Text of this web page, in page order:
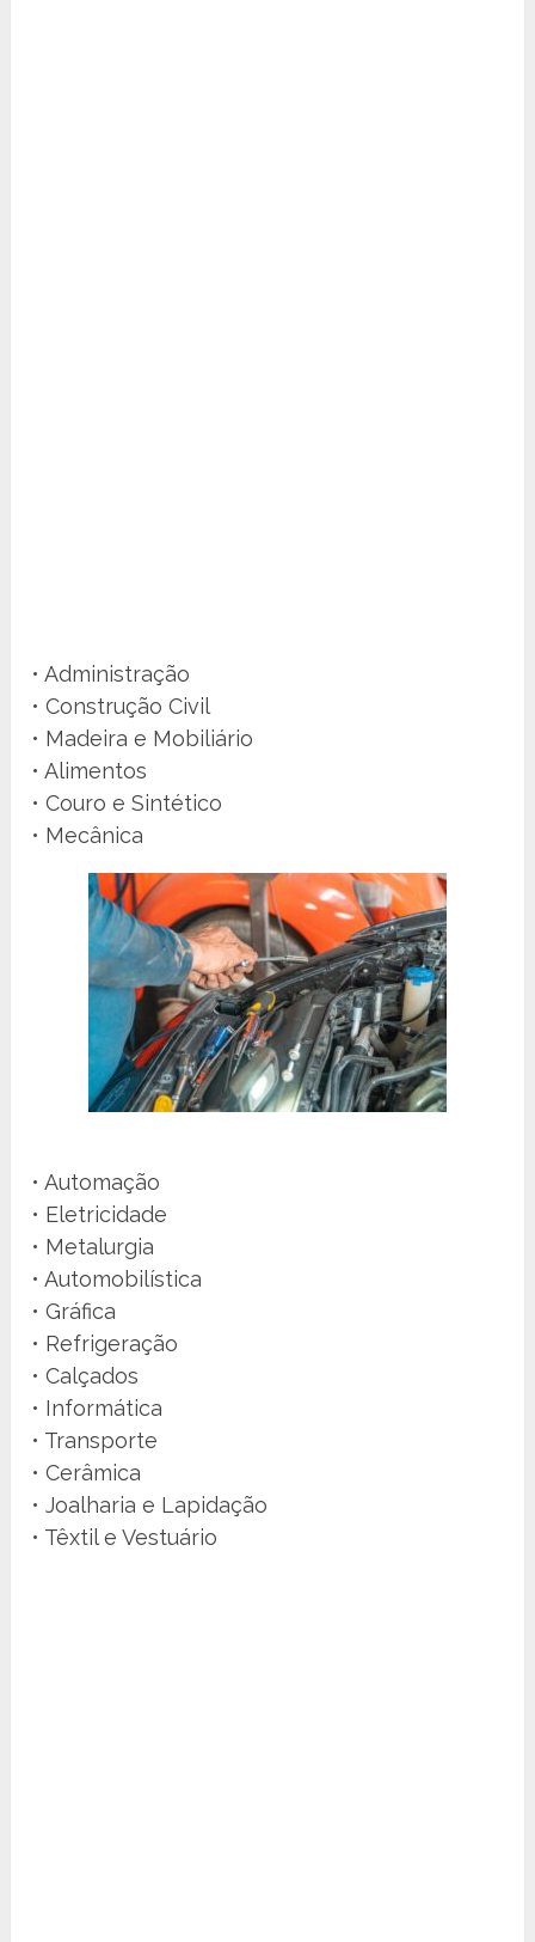
• Administração
• Construção Civil
• Madeira e Mobiliário
• Alimentos
• Couro e Sintético
• Mecânica
• Automação
• Eletricidade
• Metalurgia
• Automobilística
• Gráfica
• Refrigeração
• Calçados
• Informática
• Transporte
• Cerâmica
• Joalharia e Lapidação
• Têxtil e Vestuário